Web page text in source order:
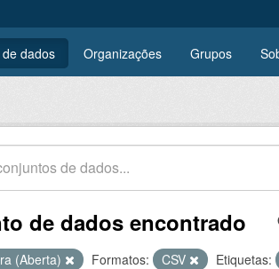
dados Organizações Grupos
de dados encontrado
(Aberta) Formatos: CSV Etiquetas: